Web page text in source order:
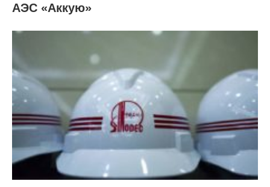
АЭС «Аккую»